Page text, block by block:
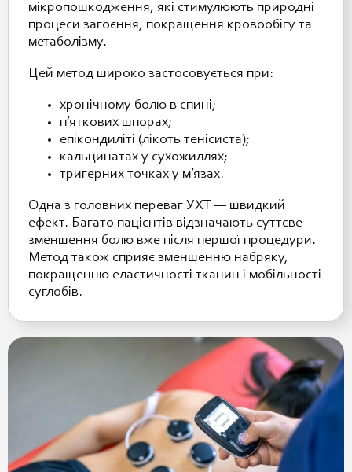
мікропошкодження, які стимулюють природні
процеси загоєння, покращення кровообігу та
метаболізму.
Цей метод широко застосовується при:
хронічному болю в спині;
п’яткових шпорах;
епікондиліті (лікоть тенісиста);
кальцинатах у сухожиллях;
тригерних точках у м’язах.
Одна з головних переваг УХТ — швидкий
ефект. Багато пацієнтів відзначають суттєве
зменшення болю вже після першої процедури.
Метод також сприяє зменшенню набряку,
покращенню еластичності тканин і мобільності
суглобів.